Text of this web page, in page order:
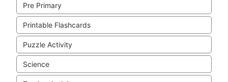
Pre Primary
Printable Flashcards
Puzzle Activity
Science